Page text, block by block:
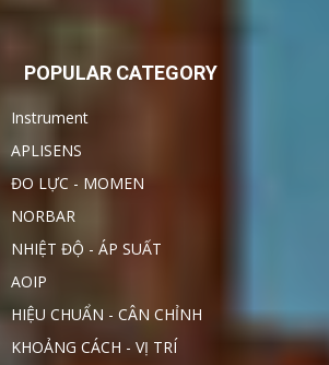
POPULAR CATEGORY
Instrument
APLISENS
ĐO LỰC - MOMEN
NORBAR
NHIỆT ĐỘ - ÁP SUẤT
AOIP
HIỆU CHUẨN - CÂN CHỈNH
KHOẢNG CÁCH - VỊ TRÍ